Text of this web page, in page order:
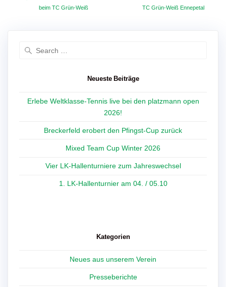
beim TC Grün-Weiß
TC Grün-Weiß Ennepetal
Neueste Beiträge
Erlebe Weltklasse-Tennis live bei den platzmann open
2026!
Breckerfeld erobert den Pfingst-Cup zurück
Mixed Team Cup Winter 2026
Vier LK-Hallenturniere zum Jahreswechsel
1. LK-Hallenturnier am 04. / 05.10
Kategorien
Neues aus unserem Verein
Presseberichte